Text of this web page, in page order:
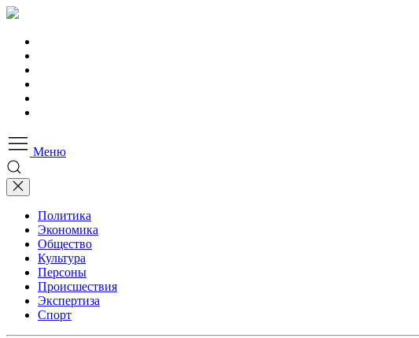
Меню
Политика
Экономика
Общество
Культура
Персоны
Происшествия
Экспертиза
Спорт